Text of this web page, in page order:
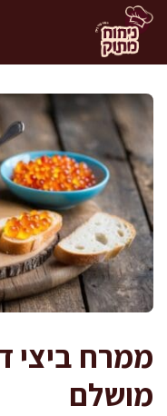
לדלג
לתוכן
ממרח ביצי
מושלם